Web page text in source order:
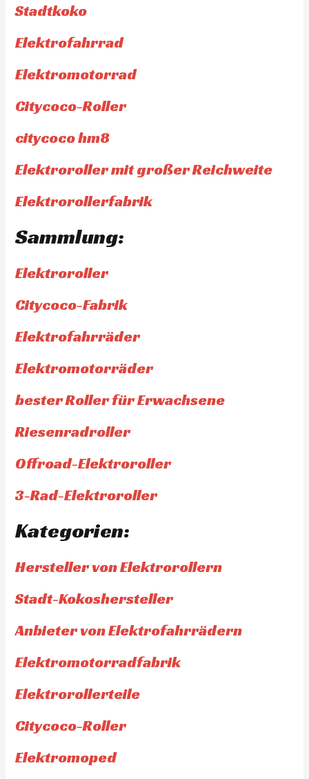
Stadtkoko
Elektrofahrrad
Elektromotorrad
Citycoco-Roller
citycoco hm8
Elektroroller mit großer Reichweite
Elektrorollerfabrik
Sammlung:
Elektroroller
Citycoco-Fabrik
Elektrofahrräder
Elektromotorräder
bester Roller für Erwachsene
Riesenradroller
Offroad-Elektroroller
3-Rad-Elektroroller
Kategorien:
Hersteller von Elektrorollern
Stadt-Kokoshersteller
Anbieter von Elektrofahrrädern
Elektromotorradfabrik
Elektrorollerteile
Citycoco-Roller
Elektromoped